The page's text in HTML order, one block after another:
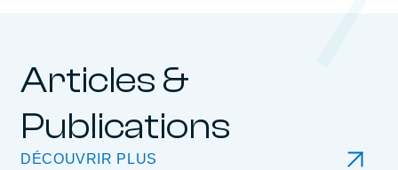
Articles &
Publications
DÉCOUVRIR PLUS